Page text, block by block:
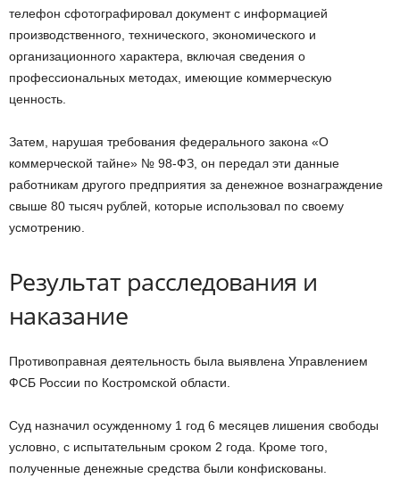
телефон сфотографировал документ с информацией
производственного, технического, экономического и
организационного характера, включая сведения о
профессиональных методах, имеющие коммерческую
ценность.
Затем, нарушая требования федерального закона «О
коммерческой тайне» № 98-ФЗ, он передал эти данные
работникам другого предприятия за денежное вознаграждение
свыше 80 тысяч рублей, которые использовал по своему
усмотрению.
Результат расследования и
наказание
Противоправная деятельность была выявлена Управлением
ФСБ России по Костромской области.
Суд назначил осужденному 1 год 6 месяцев лишения свободы
условно, с испытательным сроком 2 года. Кроме того,
полученные денежные средства были конфискованы.